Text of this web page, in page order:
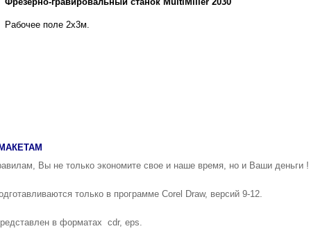
Рабочее поле 2х3м.
Вы не только экономите свое и наше время, но и Ваши деньги !
только в программе Corel Draw, версий 9-12.
в форматах  cdr, eps.